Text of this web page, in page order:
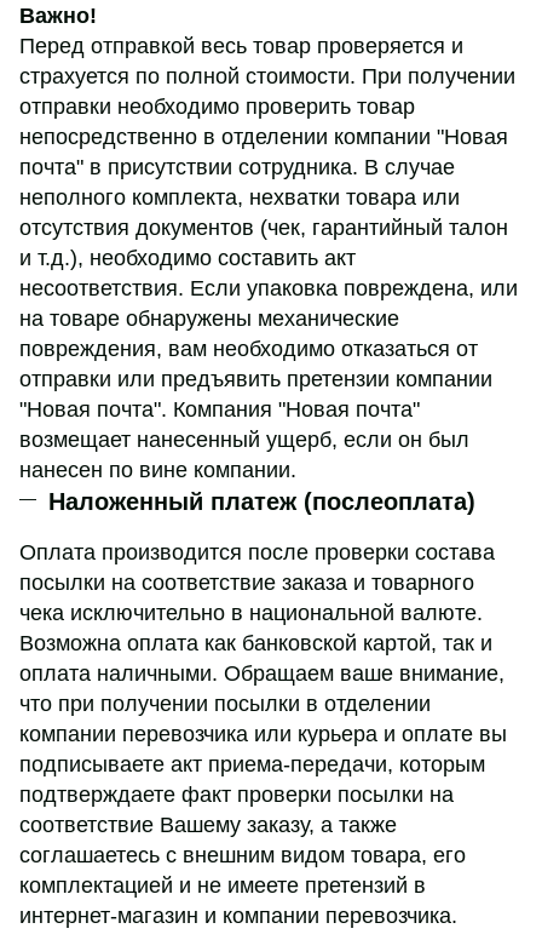
Важно!
Перед отправкой весь товар проверяется и
страхуется по полной стоимости. При получении
отправки необходимо проверить товар
непосредственно в отделении компании "Новая
почта" в присутствии сотрудника. В случае
неполного комплекта, нехватки товара или
отсутствия документов (чек, гарантийный талон
и т.д.), необходимо составить акт
несоответствия. Если упаковка повреждена, или
на товаре обнаружены механические
повреждения, вам необходимо отказаться от
отправки или предъявить претензии компании
"Новая почта". Компания "Новая почта"
возмещает нанесенный ущерб, если он был
нанесен по вине компании.
Наложенный платеж (послеоплата)
Оплата производится после проверки состава
посылки на соответствие заказа и товарного
чека исключительно в национальной валюте.
Возможна оплата как банковской картой, так и
оплата наличными. Обращаем ваше внимание,
что при получении посылки в отделении
компании перевозчика или курьера и оплате вы
подписываете акт приема-передачи, которым
подтверждаете факт проверки посылки на
соответствие Вашему заказу, а также
соглашаетесь с внешним видом товара, его
комплектацией и не имеете претензий в
интернет-магазин и компании перевозчика.